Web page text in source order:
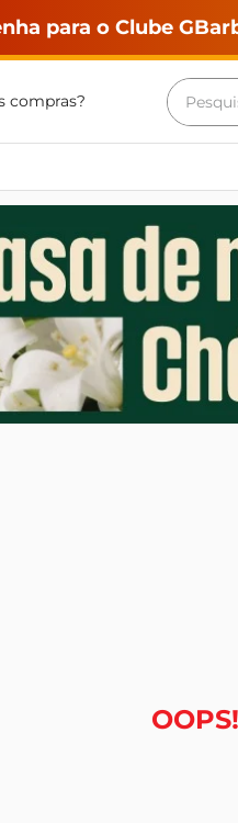
para o Clube
compras?
OOPS!